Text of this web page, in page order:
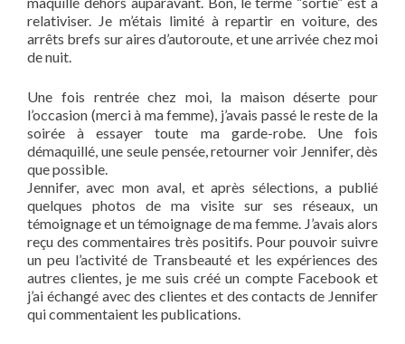
relativiser. Je m’étais limité à repartir en voiture, des
arrêts brefs sur aires d’autoroute, et une arrivée chez moi
de nuit.
Une fois rentrée chez moi, la maison déserte pour
l’occasion (merci à ma femme), j’avais passé le reste de la
soirée à essayer toute ma garde-robe. Une fois
démaquillé, une seule pensée, retourner voir Jennifer, dès
que possible.
Jennifer, avec mon aval, et après sélections, a publié
quelques photos de ma visite sur ses réseaux, un
témoignage et un témoignage de ma femme. J’avais alors
reçu des commentaires très positifs. Pour pouvoir suivre
un peu l’activité de Transbeauté et les expériences des
autres clientes, je me suis créé un compte Facebook et
j’ai échangé avec des clientes et des contacts de Jennifer
qui commentaient les publications.